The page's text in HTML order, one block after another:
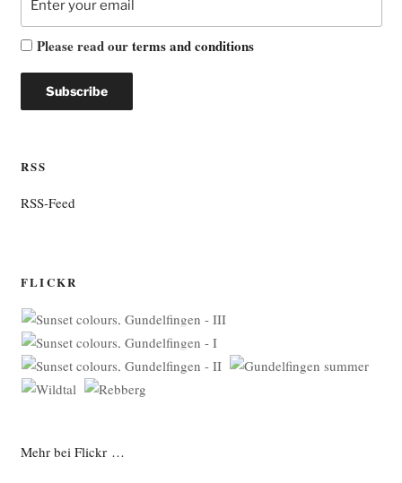
Please read ourterms and conditions
RSS
RSS-Feed
FLICKR
Mehr bei Flickr …